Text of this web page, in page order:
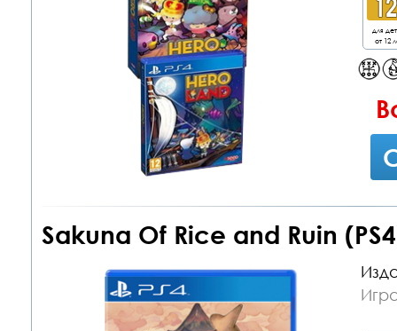
для
от 12
Sakuna Of Rice and Ruin